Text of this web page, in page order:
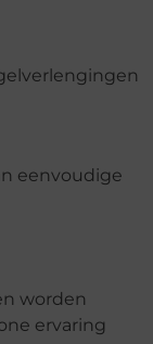
eenvoudige
worden
ervaring